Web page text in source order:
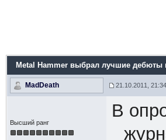
Metal Hammer выбрал лучшие дебюты
MadDeath 21.10.2011, 21:34
Высший ранг
В